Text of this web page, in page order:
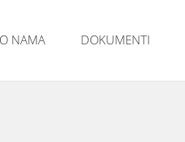
O NAMA DOKUMENTI